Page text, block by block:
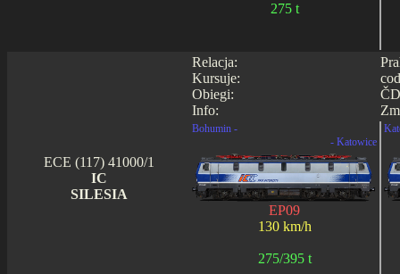
275 t
Relacja:
Kursuje:
Obiegi:
Info:
ECE (117) 41000/1
IC
SILESIA
Bohumin -
- Katowice
EP09
130 km/h
275/395 t